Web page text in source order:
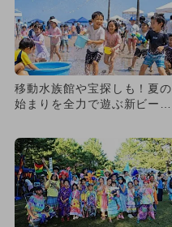
移動水族館や宝探しも！夏の
始まりを全力で遊ぶ新ビーチ